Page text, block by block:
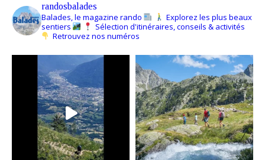
randosbalades
Balades, le magazine rando
Explorez les plus beaux
sentiers
Sélection d'itinéraires, conseils & activités
Retrouvez nos numéros